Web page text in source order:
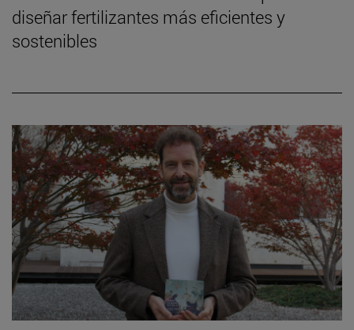
diseñar fertilizantes más eficientes y
sostenibles